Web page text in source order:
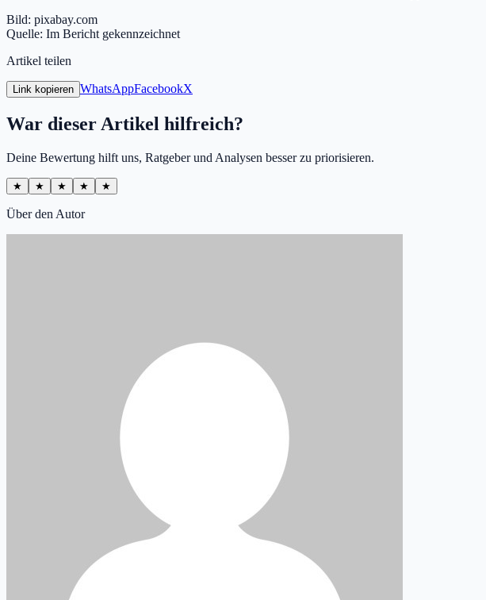
Bild: pixabay.com
Quelle: Im Bericht gekennzeichnet
Artikel teilen
Link kopieren WhatsAppFacebookX
War dieser Artikel hilfreich?
Deine Bewertung hilft uns, Ratgeber und Analysen besser zu priorisieren.
★ ★ ★ ★ ★
Über den Autor